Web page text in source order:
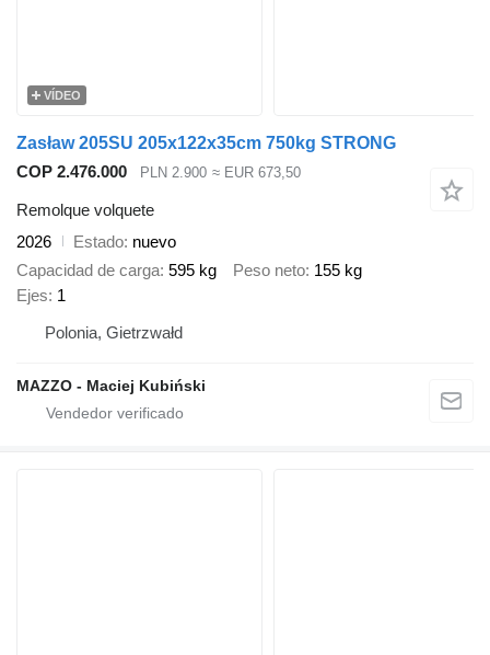
VÍDEO
Zasław 205SU 205x122x35cm 750kg STRONG
COP 2.476.000
PLN 2.900 ≈ EUR 673,50
Remolque volquete
2026
Estado nuevo
Capacidad de carga 595 kg Peso neto 155 kg
Ejes 1
Polonia, Gietrzwałd
MAZZO - Maciej Kubiński